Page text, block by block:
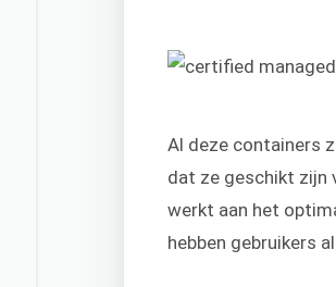
Al deze containers
dat ze geschikt zijn
werkt aan het
hebben gebruikers